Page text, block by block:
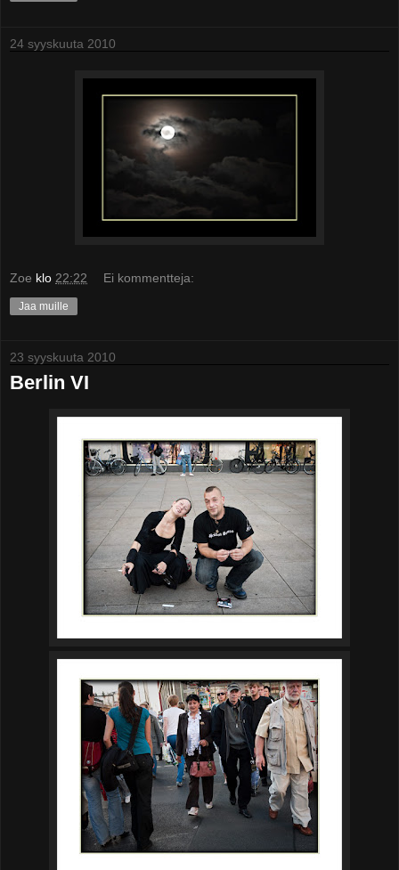
24 syyskuuta 2010
Zoe klo 22:22 Ei kommentteja:
Jaa muille
23 syyskuuta 2010
Berlin VI